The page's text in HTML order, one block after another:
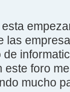
las
este foro
mucho